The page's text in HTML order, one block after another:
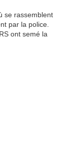
se rassemblent
par la police.
ont semé la